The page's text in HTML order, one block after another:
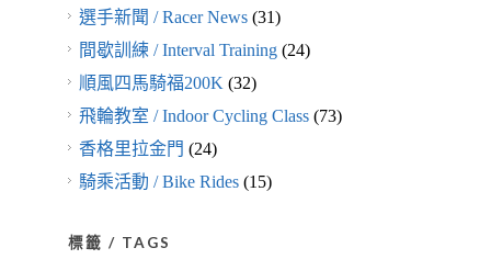
選手新聞 / Racer News(31)
間歇訓練 / Interval Training(24)
順風四馬騎福200K(32)
飛輪教室 / Indoor Cycling Class(73)
香格里拉金門 (24)
騎乘活動 / Bike Rides(15)
標籤 / TAGS